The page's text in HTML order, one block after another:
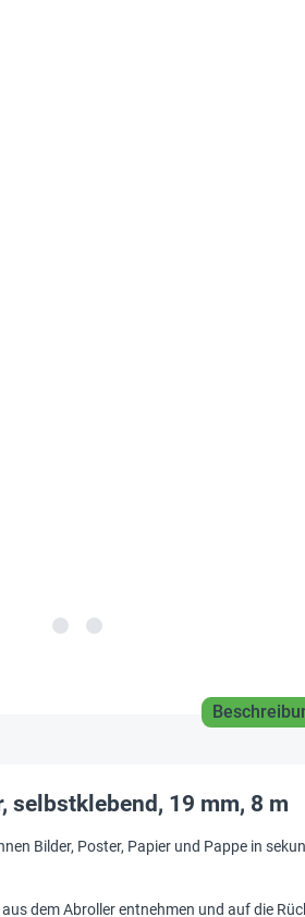
19 mm, 8 m
Bilder, Poster, Papier und Pappe in
dem Abroller entnehmen und auf die